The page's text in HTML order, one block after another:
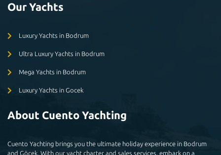
Our Yachts
Luxury Yachts in Bodrum
Ultra Luxury Yachts in Bodrum
Mega Yachts in Bodrum
Luxury Yachts in Gocek
About Cuento Yachting
Cuento Yachting brings you the ultimate holiday experience in Bodrum
and Göçek. With our yacht charter and sales services, embark on a